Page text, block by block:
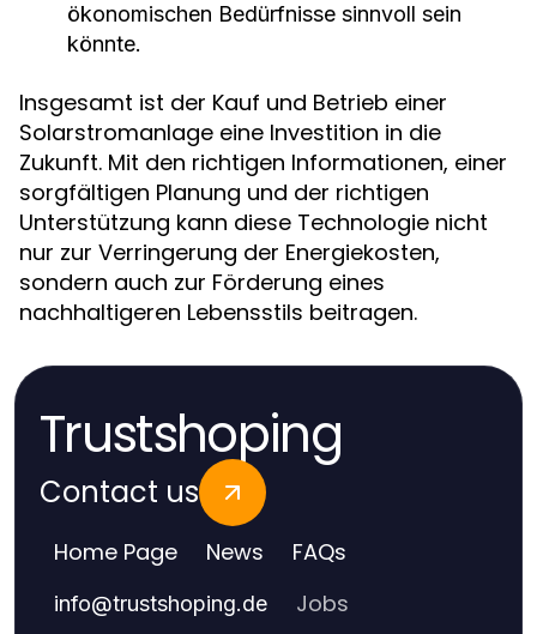
ökonomischen Bedürfnisse sinnvoll sein
könnte.
Insgesamt ist der Kauf und Betrieb einer
Solarstromanlage eine Investition in die
Zukunft. Mit den richtigen Informationen, einer
sorgfältigen Planung und der richtigen
Unterstützung kann diese Technologie nicht
nur zur Verringerung der Energiekosten,
sondern auch zur Förderung eines
nachhaltigeren Lebensstils beitragen.
Trustshoping
Contact us
Home Page News FAQs
info@trustshoping.de Jobs